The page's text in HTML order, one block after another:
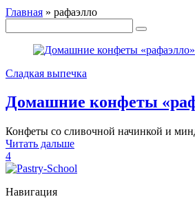
Главная » рафаэлло
Сладкая выпечка
Домашние конфеты
Конфеты со сливочной начинкой и
Читать дальше
4
Навигация